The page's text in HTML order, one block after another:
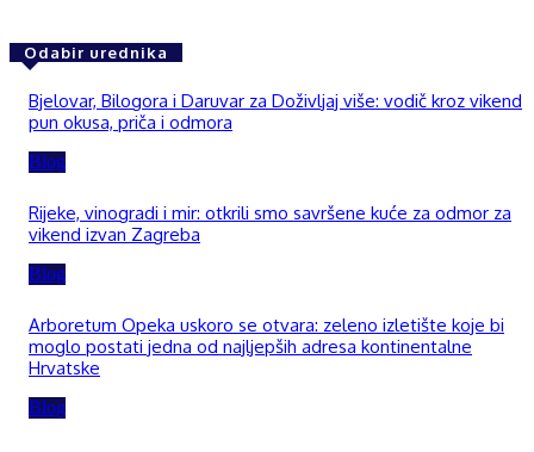
Odabir urednika
Bjelovar, Bilogora i Daruvar za Doživljaj više: vodič kroz vikend
pun okusa, priča i odmora
Blog
Rijeke, vinogradi i mir: otkrili smo savršene kuće za odmor za
vikend izvan Zagreba
Blog
Arboretum Opeka uskoro se otvara: zeleno izletište koje bi
moglo postati jedna od najljepših adresa kontinentalne
Hrvatske
Blog